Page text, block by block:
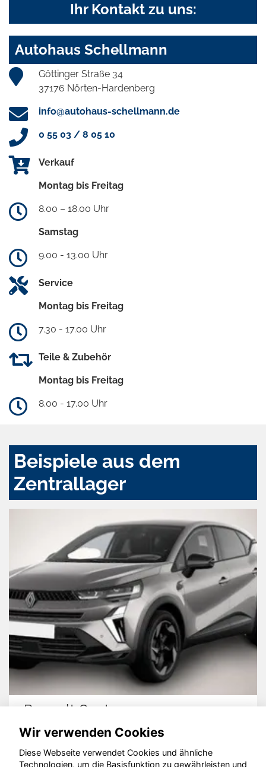
Ihr Kontakt zu uns:
Autohaus Schellmann
Göttinger Straße 34
37176 Nörten-Hardenberg
info@autohaus-schellmann.de
0 55 03 / 8 05 10
Verkauf
Montag bis Freitag
8.00 – 18.00 Uhr
Samstag
9.00 - 13.00 Uhr
Service
Montag bis Freitag
7.30 - 17.00 Uhr
Teile & Zubehör
Montag bis Freitag
8.00 - 17.00 Uhr
Beispiele aus dem
Zentrallager
Renault Captur
Wir verwenden Cookies
Diese Webseite verwendet Cookies und ähnliche
Technologien, um die Basisfunktion zu gewährleisten und